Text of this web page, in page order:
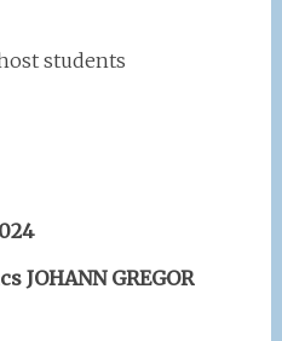
students
JOHANN GREGOR